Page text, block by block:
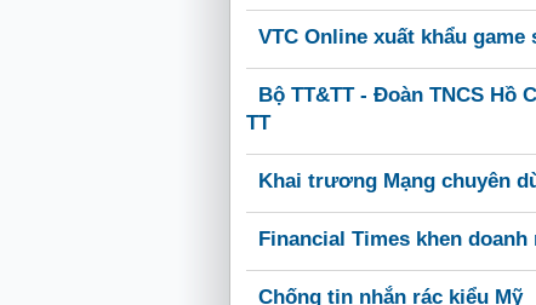
VTC Online xuất khẩu
Bộ TT&TT - Đoàn TNCS Hồ
TT
Khai trương Mạng chuyên
Financial Times khen
Chống tin nhắn rác kiểu Mỹ